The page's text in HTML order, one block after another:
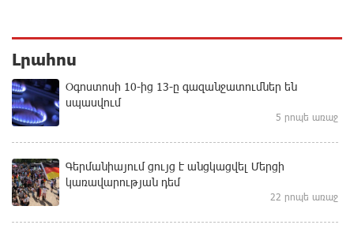
Լրահոս
Օգոստոսի 10-ից 13-ը գազանջատումներ են
սպասվում
5 րոպե առաջ
Գերմանիայում ցույց է անցկացվել Մերցի
կառավարության դեմ
22 րոպե առաջ